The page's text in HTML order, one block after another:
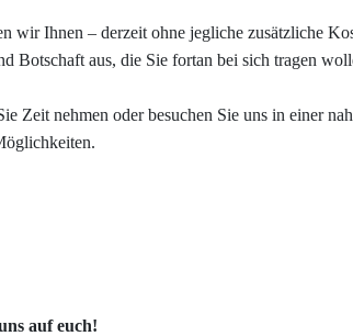
wir Ihnen – derzeit ohne jegliche zusätzliche
Botschaft aus, die Sie fortan bei sich tragen
Zeit nehmen oder besuchen Sie uns in einer
auf euch!